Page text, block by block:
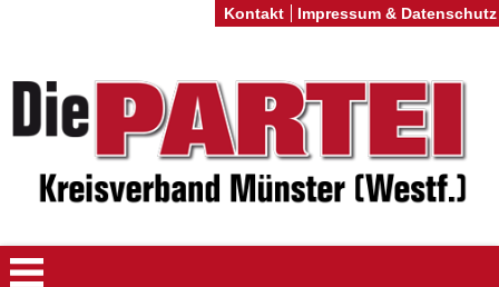
Kontakt Impressum & Datenschutz